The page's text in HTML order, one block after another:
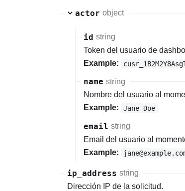
actor object
id string
Token del usuario de
Example:
name string
Nombre del usuario al
Example:
Jane Doe
email string
Email del usuario al
Example:
ip_address string
Dirección IP de la solicitud.